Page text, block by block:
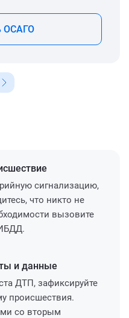
ОСАГО
сигнализацию,
что никто не
вызовите
и данные
ДТП, зафиксируйте
происшествия.
со вторым